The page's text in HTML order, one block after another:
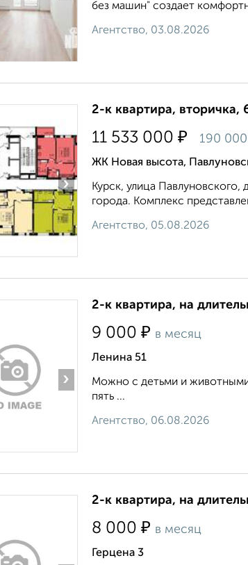
без машин" создает
Агентство, 03.08.2026
›
2-к квартира, вторичка,
11 533 000 ₽ 190 000
ЖК Новая высота,
Курск, улица
города. Комплекс
Агентство, 05.08.2026
›
2-к квартира, на
9 000 ₽ в месяц
Ленина 51
Можно с детьми и
пять ...
Агентство, 06.08.2026
2-к квартира, на
8 000 ₽ в месяц
Герцена 3